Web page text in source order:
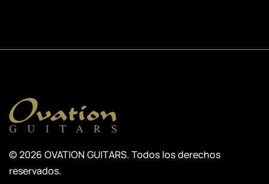
© 2026 OVATION GUITARS. Todos los derechos
reservados.